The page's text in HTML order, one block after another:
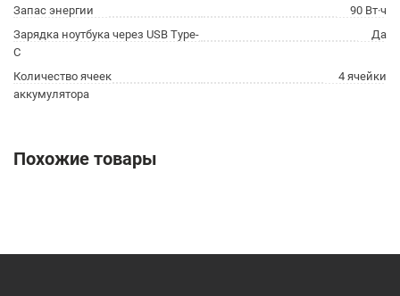
Запас энергии
90 Вт·ч
Зарядка ноутбука через USB Type-
C
Да
Количество ячеек
аккумулятора
4 ячейки
Похожие товары